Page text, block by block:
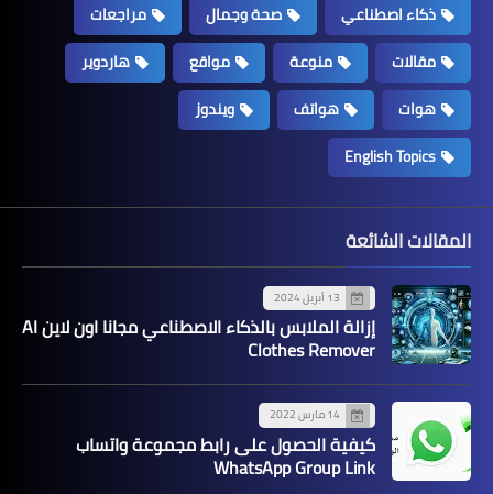
ذكاء اصطناعي
صحة وجمال
مراجعات
مقالات
منوعة مواقع
هاردوير
هوات
هواتف
ويندوز
English Topics
المقالات الشائعة
13 أبريل 2024
إزالة الملابس بالذكاء الاصطناعي مجانا اون لاين AI
Clothes Remover
14 مارس 2022
كيفية الحصول على رابط مجموعة واتساب
WhatsApp Group Link